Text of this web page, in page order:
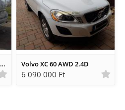
Renault Laguna Black Edition 2.0 dci/ Tel:06-30-619-61-25 Volvo XC 60 AWD 2.4D
6 090 000 Ft